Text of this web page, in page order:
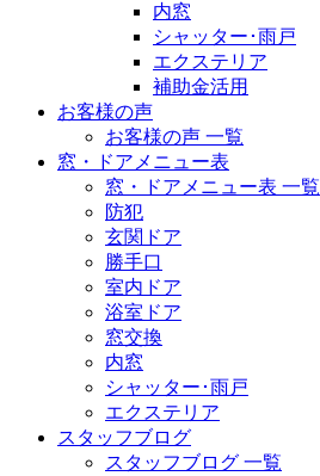
内窓
シャッター･雨戸
エクステリア
補助金活用
お客様の声
お客様の声 一覧
窓・ドアメニュー表
窓・ドアメニュー表 一覧
防犯
玄関ドア
勝手口
室内ドア
浴室ドア
窓交換
内窓
シャッター･雨戸
エクステリア
スタッフブログ
スタッフブログ 一覧